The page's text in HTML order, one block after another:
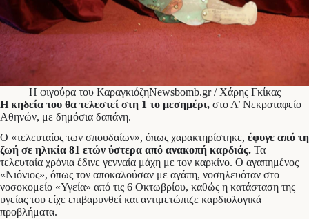
Η φιγούρα του ΚαραγκιόζηNewsbomb.gr / Χάρης Γκίκας
Η κηδεία του θα τελεστεί στη 1 το μεσημέρι, στο Α’ Νεκροταφείο
Αθηνών, με δημόσια δαπάνη.
Ο «τελευταίος των σπουδαίων», όπως χαρακτηρίστηκε, έφυγε από τη
ζωή σε ηλικία 81 ετών ύστερα από ανακοπή καρδιάς. Τα
τελευταία χρόνια έδινε γενναία μάχη με τον καρκίνο. Ο αγαπημένος
«Νιόνιος», όπως τον αποκαλούσαν με αγάπη, νοσηλευόταν στο
νοσοκομείο «Υγεία» από τις 6 Οκτωβρίου, καθώς η κατάσταση της
υγείας του είχε επιβαρυνθεί και αντιμετώπιζε καρδιολογικά
προβλήματα.